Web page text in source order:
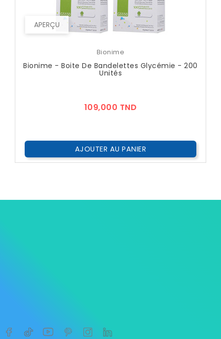
APERÇU
Bionime
Bionime - Boite De Bandelettes Glycémie - 200
Unités
109,000 TND
AJOUTER AU PANIER